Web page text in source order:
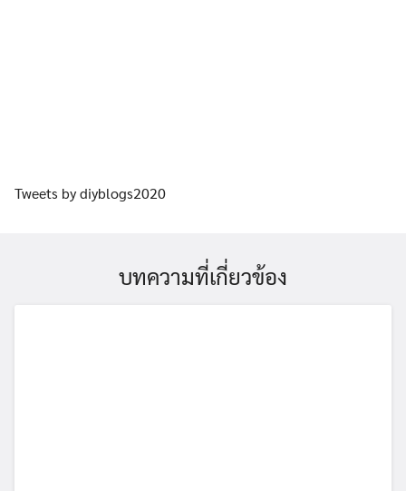
Tweets by diyblogs2020
บทความที่เกี่ยวข้อง